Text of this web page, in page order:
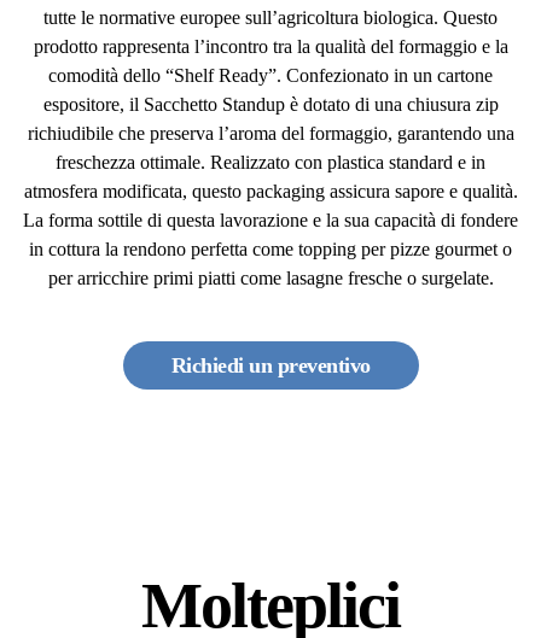
tutte le normative europee sull’agricoltura biologica. Questo
prodotto rappresenta l’incontro tra la qualità del formaggio e la
comodità dello “Shelf Ready”. Confezionato in un cartone
espositore, il Sacchetto Standup è dotato di una chiusura zip
richiudibile che preserva l’aroma del formaggio, garantendo una
freschezza ottimale. Realizzato con plastica standard e in
atmosfera modificata, questo packaging assicura sapore e qualità.
La forma sottile di questa lavorazione e la sua capacità di fondere
in cottura la rendono perfetta come topping per pizze gourmet o
per arricchire primi piatti come lasagne fresche o surgelate.
Richiedi un preventivo
Molteplici